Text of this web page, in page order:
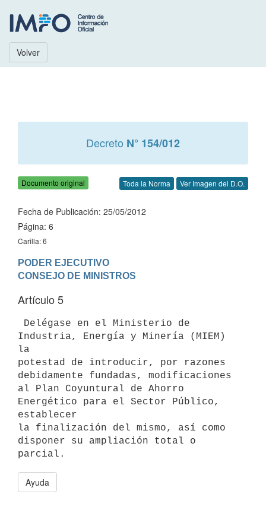
Volver
Decreto N° 154/012
Documento original Toda la Norma Ver Imagen del D.O.
Fecha de Publicación: 25/05/2012
Página: 6
Carilla: 6
PODER EJECUTIVO
Artículo 5
Industria, Energía y Minería (MIEM)
la
potestad de introducir, por razones
debidamente fundadas, modificaciones
al Plan Coyuntural de Ahorro
Energético para el Sector Público,
establecer
la finalización del mismo, así como
disponer su ampliación total o
Ayuda